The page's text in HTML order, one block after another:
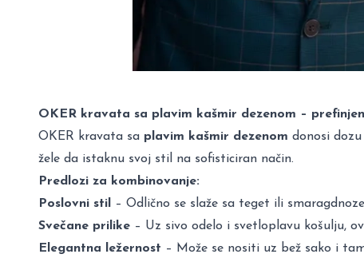
OKER kravata sa plavim kašmir dezenom –
OKER kravata sa plavim kašmir dezenom donosi
žele da istaknu svoj stil na sofisticiran način.
Predlozi za kombinovanje:
Poslovni stil – Odlično se slaže sa teget ili
Svečane prilike – Uz sivo odelo i svetloplavu košulju,
Elegantna ležernost – Može se nositi uz bež sako i